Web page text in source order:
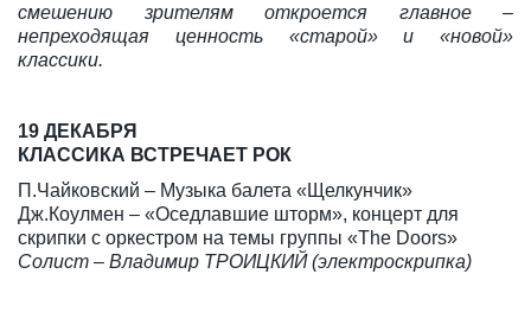
смешению зрителям откроется главное –
непреходящая ценность «старой» и «новой»
классики.
19 ДЕКАБРЯ
КЛАССИКА ВСТРЕЧАЕТ РОК
П.Чайковский – Музыка балета «Щелкунчик»
Дж.Коулмен – «Оседлавшие шторм», концерт для
скрипки с оркестром на темы группы «The Doors»
Солист – Владимир ТРОИЦКИЙ (электроскрипка)